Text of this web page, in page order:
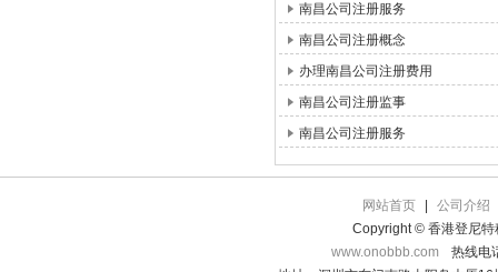
南昌公司注册服务
南昌公司注册概念
办理南昌公司注册费用
南昌公司注册监事
南昌公司注册服务
网站首页
公司介绍
Copyright © 香港登尼特
www.onobbb.com
热线电